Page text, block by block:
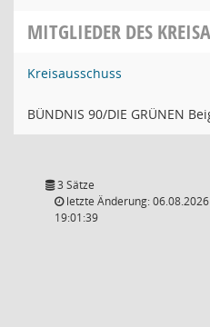
MITGLIEDER DES
Kreisausschuss
BÜNDNIS 90/DIE GRÜNEN
3 Sätze
letzte Änderung: 06.08.2026
19:01:39